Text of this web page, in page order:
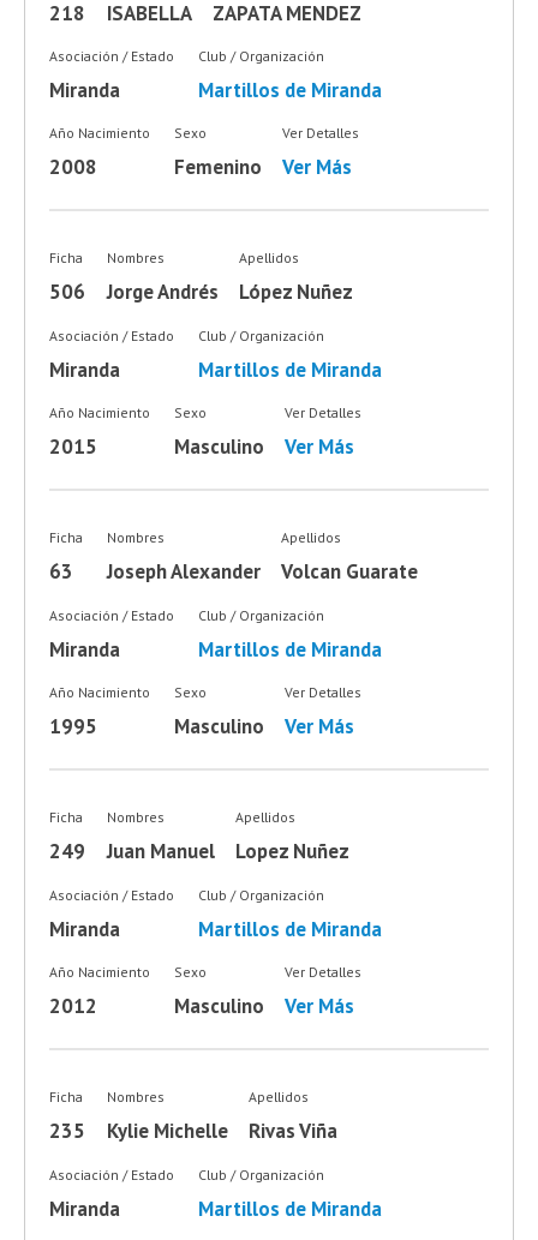
218 ISABELLA ZAPATA MENDEZ
Asociación / Estado
Miranda
Club / Organización
Martillos de Miranda
Año Nacimiento
2008
Sexo
Femenino
Ver Detalles
Ver Más
Ficha
506
Nombres
Jorge Andrés
Apellidos
López Nuñez
Asociación / Estado
Miranda
Club / Organización
Martillos de Miranda
Año Nacimiento
2015
Sexo
Masculino
Ver Detalles
Ver Más
Ficha
63
Nombres
Joseph Alexander
Apellidos
Volcan Guarate
Asociación / Estado
Miranda
Club / Organización
Martillos de Miranda
Año Nacimiento
1995
Sexo
Masculino
Ver Detalles
Ver Más
Ficha
249
Nombres
Juan Manuel
Apellidos
Lopez Nuñez
Asociación / Estado
Miranda
Club / Organización
Martillos de Miranda
Año Nacimiento
2012
Sexo
Masculino
Ver Detalles
Ver Más
Ficha
235
Nombres
Kylie Michelle
Apellidos
Rivas Viña
Asociación / Estado
Miranda
Club / Organización
Martillos de Miranda